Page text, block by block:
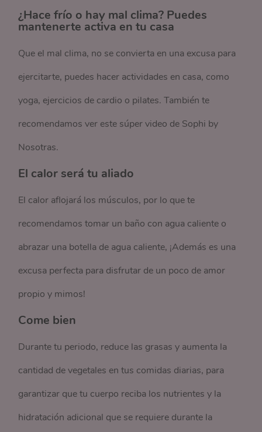
¿Hace frío o hay mal clima? Puedes
mantenerte activa en tu casa
Que el mal clima, no se convierta en una excusa para
ejercitarte, puedes hacer actividades en casa, como
yoga, ejercicios de cardio o pilates. También te
recomendamos ver este súper video de Sophi by
Nosotras.
El calor será tu aliado
El calor aflojará los músculos, por lo que te
recomendamos tomar un baño con agua caliente o
abrazar una botella de agua caliente, ¡Además es una
excusa perfecta para disfrutar de un poco de amor
propio y mimos!
Come bien
Durante tu periodo, reduce las grasas y aumenta la
cantidad de vegetales en tus comidas diarias, para
garantizar que tu cuerpo reciba los nutrientes y la
hidratación adicional que se requiere durante la